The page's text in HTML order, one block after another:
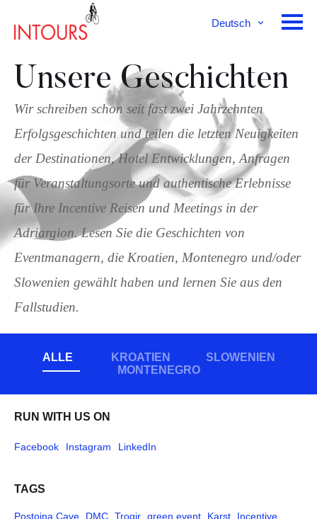
Deutsch
Unsere Geschichten
Wir schreiben schon seit fast zwei Jahrzehnten
Erfolgsgeschichten und teilen die letzten Neuigkeiten
der Destinationen, Hotel Entwicklungen, Anfragen
für Veranstaltungsorte und authentische Erlebnisse
für Ihre Incentive Reisen und Meetings in der
Adriargion. Lesen Sie die Geschichten von
Eventmanagern, die Kroatien, Montenegro und/oder
Slowenien gewählt haben und lernen Sie aus den
Fallstudien.
ALLE KROATIEN
SLOWENIEN
MONTENEGRO
RUN WITH US ON
Facebook Instagram LinkedIn
TAGS
Postojna Cave DMC Trogir green event Karst
Incentive